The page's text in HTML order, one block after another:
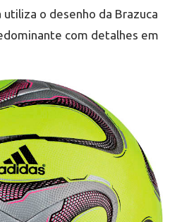
o desenho da Brazuca
com detalhes em